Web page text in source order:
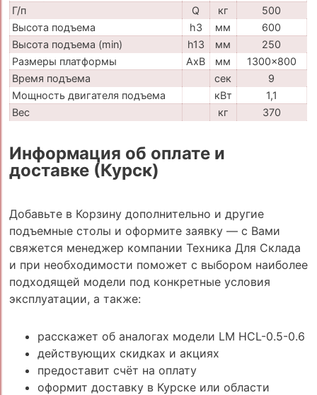
Г/п
Q кг
500
Высота подъема
h3 мм
600
Высота подъема (min)
h13 мм
250
Размеры платформы
AxB мм
1300x800
Время подъема
сек
9
Мощность двигателя подъема
кВт
1,1
Вес
кг 370
Информация об оплате и
доставке (Курск)
Добавьте в Корзину дополнительно и другие
подъемные столы и оформите заявку — с Вами
свяжется менеджер компании Техника Для Склада
и при необходимости поможет с выбором наиболее
подходящей модели под конкретные условия
эксплуатации, а также:
расскажет об аналогах модели LM HCL-0.5-0.6
действующих скидках и акциях
предоставит счёт на оплату
оформит доставку в Курске или области